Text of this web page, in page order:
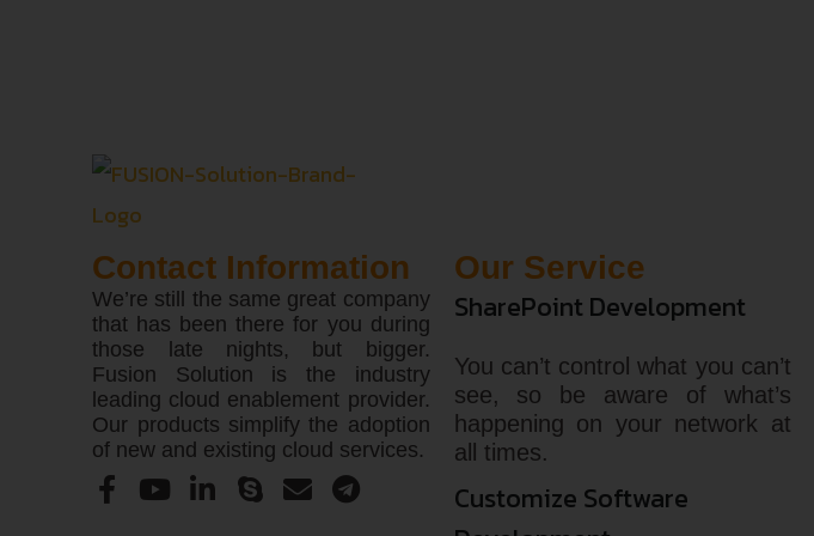
Contact Information
We’re still the same great company
that has been there for you during
those late nights, but bigger.
Fusion Solution is the industry
leading cloud enablement provider.
Our products simplify the adoption
of new and existing cloud services.
Our Service
SharePoint Development
You can’t control what you can’t
see, so be aware of what’s
happening on your network at
all times.
Customize Software